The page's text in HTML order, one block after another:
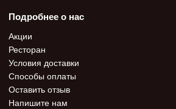
Подробнее о нас
Акции
Ресторан
Условия доставки
Способы оплаты
Оставить отзыв
Напишите нам